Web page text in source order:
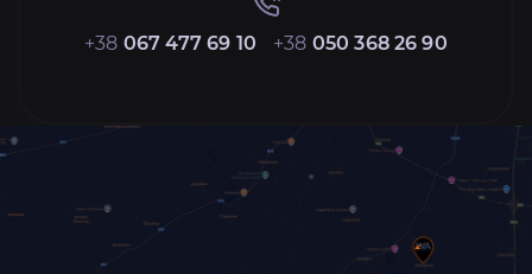
+38 067 477 69 10 +38 050 368 26 90